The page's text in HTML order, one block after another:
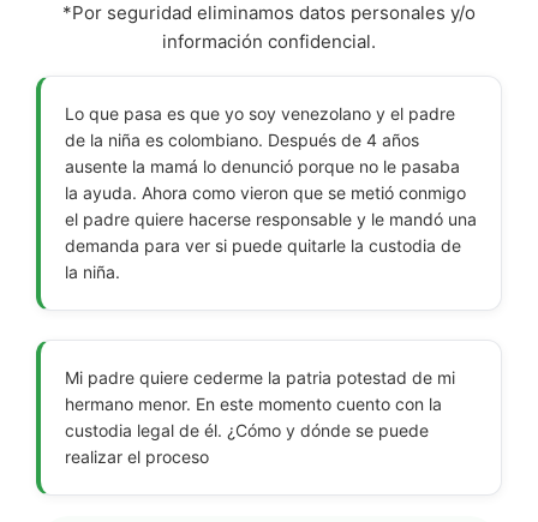
*Por seguridad eliminamos datos personales y/o
información confidencial.
Lo que pasa es que yo soy venezolano y el padre
de la niña es colombiano. Después de 4 años
ausente la mamá lo denunció porque no le pasaba
la ayuda. Ahora como vieron que se metió conmigo
el padre quiere hacerse responsable y le mandó una
demanda para ver si puede quitarle la custodia de
la niña.
Mi padre quiere cederme la patria potestad de mi
hermano menor. En este momento cuento con la
custodia legal de él. ¿Cómo y dónde se puede
realizar el proceso